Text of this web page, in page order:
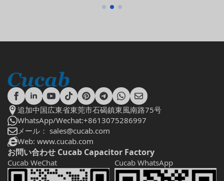
追加中国広東省東莞市石碣鎮東風南路75号
WhatsApp/Wechat:+8613075286997
メール： sales@cucab.com
Web: www.cucab.com
お問い合わせ Cucab Capacitor Factory
Cucab WeChat Cucab WhatsApp